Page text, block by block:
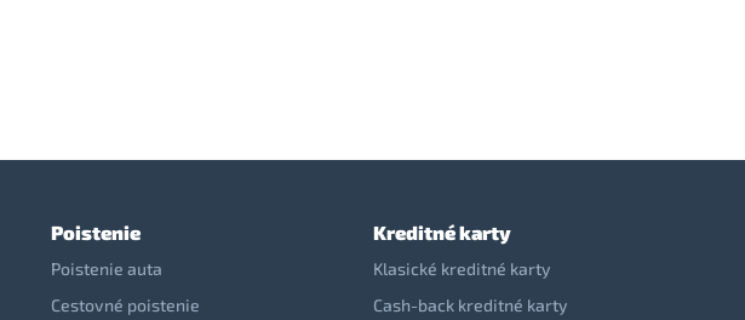
Poistenie
Poistenie auta
Cestovné poistenie
Kreditné karty
Klasické kreditné karty
Cash-back kreditné karty